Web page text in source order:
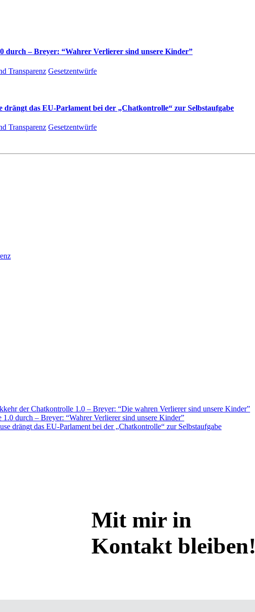
durch – Breyer: “Wahrer Verlierer sind unsere Kinder”
Transparenz Gesetzentwürfe
das EU-Parlament bei der „Chatkontrolle“ zur Selbstaufgabe
Transparenz Gesetzentwürfe
der Chatkontrolle 1.0 – Breyer: “Die wahren Verlierer sind unsere Kinder”
durch – Breyer: “Wahrer Verlierer sind unsere Kinder”
drängt das EU-Parlament bei der „Chatkontrolle“ zur Selbstaufgabe
Mit mir in
Kontakt bleiben!